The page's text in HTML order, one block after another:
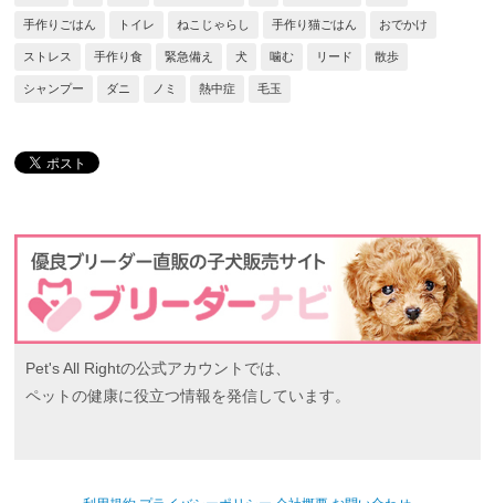
手作りごはん トイレ ねこじゃらし 手作り猫ごはん おでかけ
ストレス 手作り食 緊急備え 犬 噛む リード 散歩
シャンプー ダニ ノミ 熱中症 毛玉
Pet's All Rightの公式アカウントでは、
ペットの健康に役立つ情報を発信しています。